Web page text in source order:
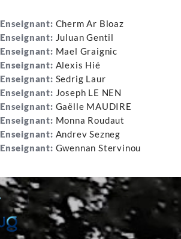
Enseignant: Cherm Ar Bloaz
Enseignant: Juluan Gentil
Enseignant: Mael Graignic
Enseignant: Alexis Hié
Enseignant: Sedrig Laur
Enseignant: Joseph LE NEN
Enseignant: Gaëlle MAUDIRE
Enseignant: Monna Roudaut
Enseignant: Andrev Sezneg
Enseignant: Gwennan Stervinou